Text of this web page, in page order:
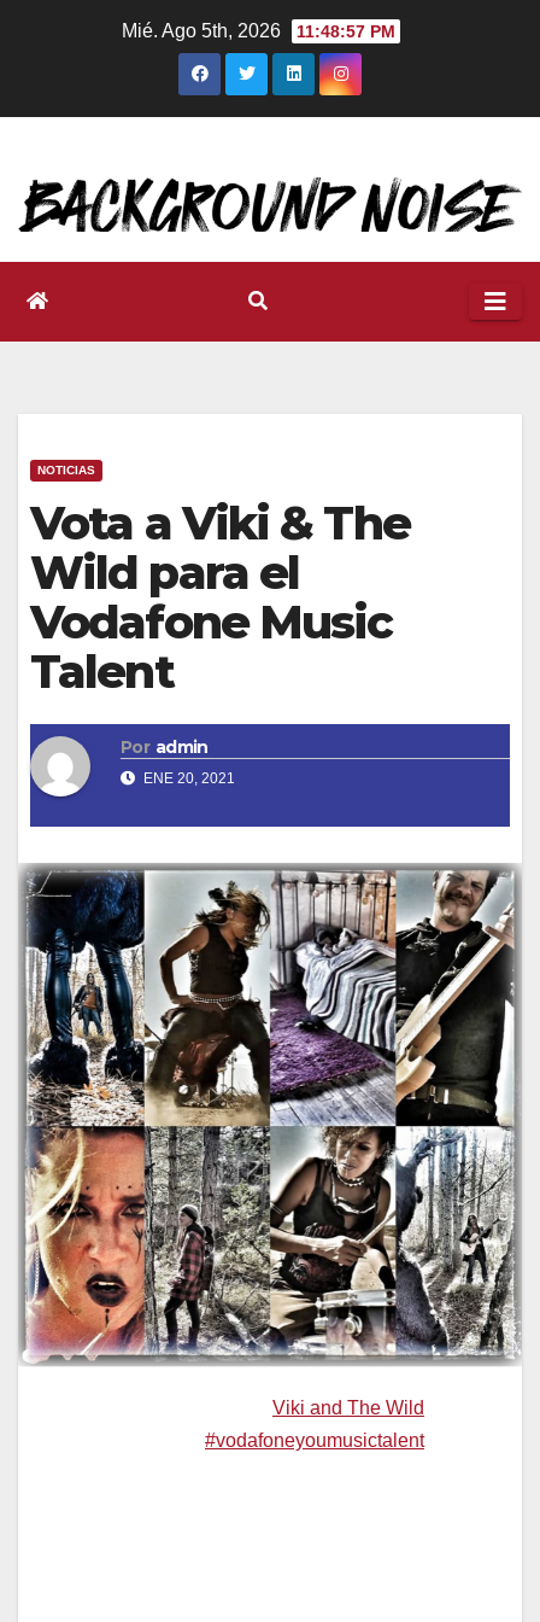
Mié. Ago 5th, 2026 11:48:58 PM
NOTICIAS
Vota a Viki & The
Wild para el
Vodafone Music
Talent
Por admin
ENE 20, 2021
Viki and The Wild
#vodafoneyoumusictalent. Viki